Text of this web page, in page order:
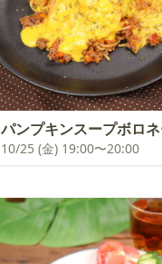
パンプキンスープボロ
10/25 (金) 19:00〜20:00